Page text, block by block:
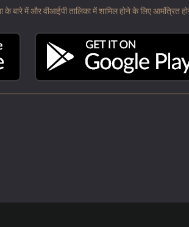
बारे में और वीआईपी तालिका में शामिल होने के लिए आमंत्रित